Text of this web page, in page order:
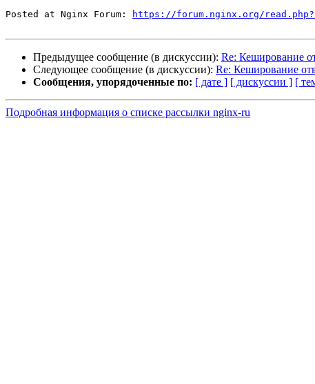
Posted at Nginx Forum:
https://forum.nginx.org/
Предыдущее сообщение (в дискуссии): Re: Кеширование
Следующее сообщение (в дискуссии): Re: Кеширование
Сообщения, упорядоченные по: [ дате ] [ дискуссии ] [
Подробная информация о списке рассылки nginx-ru